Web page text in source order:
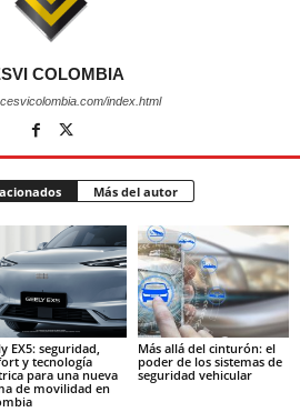
COLOMBIA
index.html
Más del autor
EX5: seguridad,
y tecnología
para una nueva
de movilidad en
Más allá del cinturón: el
poder de los sistemas de
seguridad vehicular